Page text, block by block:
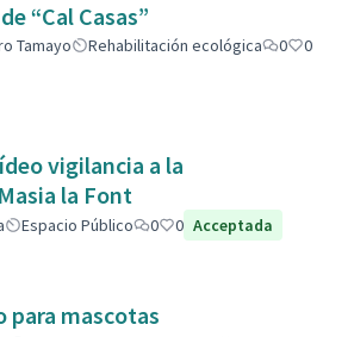
“Cal Casas”
Tamayo Rehabilitación ecológica 0
0
vigilancia a la
la Font
Espacio Público 0 0 Acceptada
para mascotas